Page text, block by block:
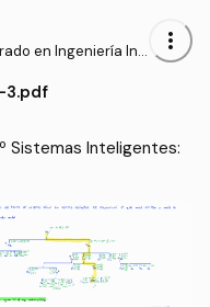
en Ingeniería Inf
more_vert
3.pdf
Sistemas Inteligentes: